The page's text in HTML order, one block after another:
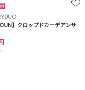
】クロップドカーデアンサ